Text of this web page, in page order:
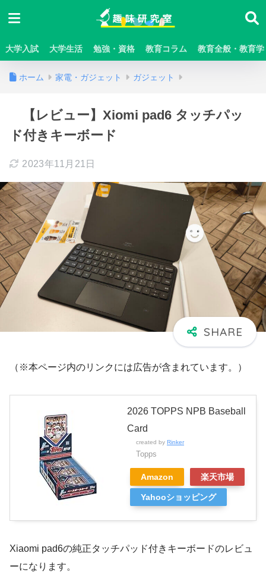
大学入試 大学生活 勉強・資格 教育コラム 教育全般・教育学
ホーム 家電・ガジェット ガジェット
【レビュー】Xiomi pad6 タッチパッ
ド付きキーボード
2023年11月21日
（※本ページ内のリンクには広告が含まれています。）
2026 TOPPS NPB Baseball
Card
created by Rinker
Topps
Amazon 楽天市場
Yahooショッピング
Xiaomi pad6の純正タッチパッド付きキーボードのレビュ
ーになります。